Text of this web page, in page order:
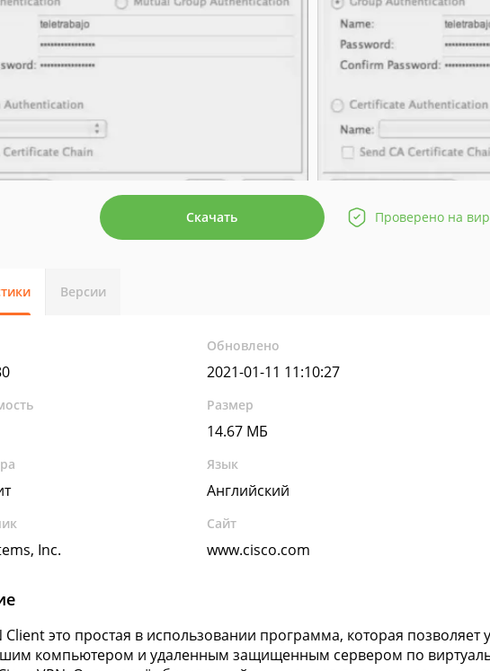
Скачать Проверено на
Версии
Обновлено
2021-01-11 11:10:27
Размер
14.67 МБ
Язык
Английский
Inc.
Сайт
www.cisco.com
Client это простая в использовании программа, которая позволяет
компьютером и удаленным защищенным сервером по